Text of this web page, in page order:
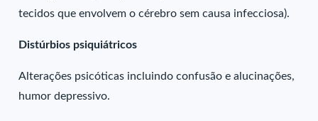
tecidos que envolvem o cérebro sem causa infecciosa).
Distúrbios psiquiátricos
Alterações psicóticas incluindo confusão e alucinações,
humor depressivo.